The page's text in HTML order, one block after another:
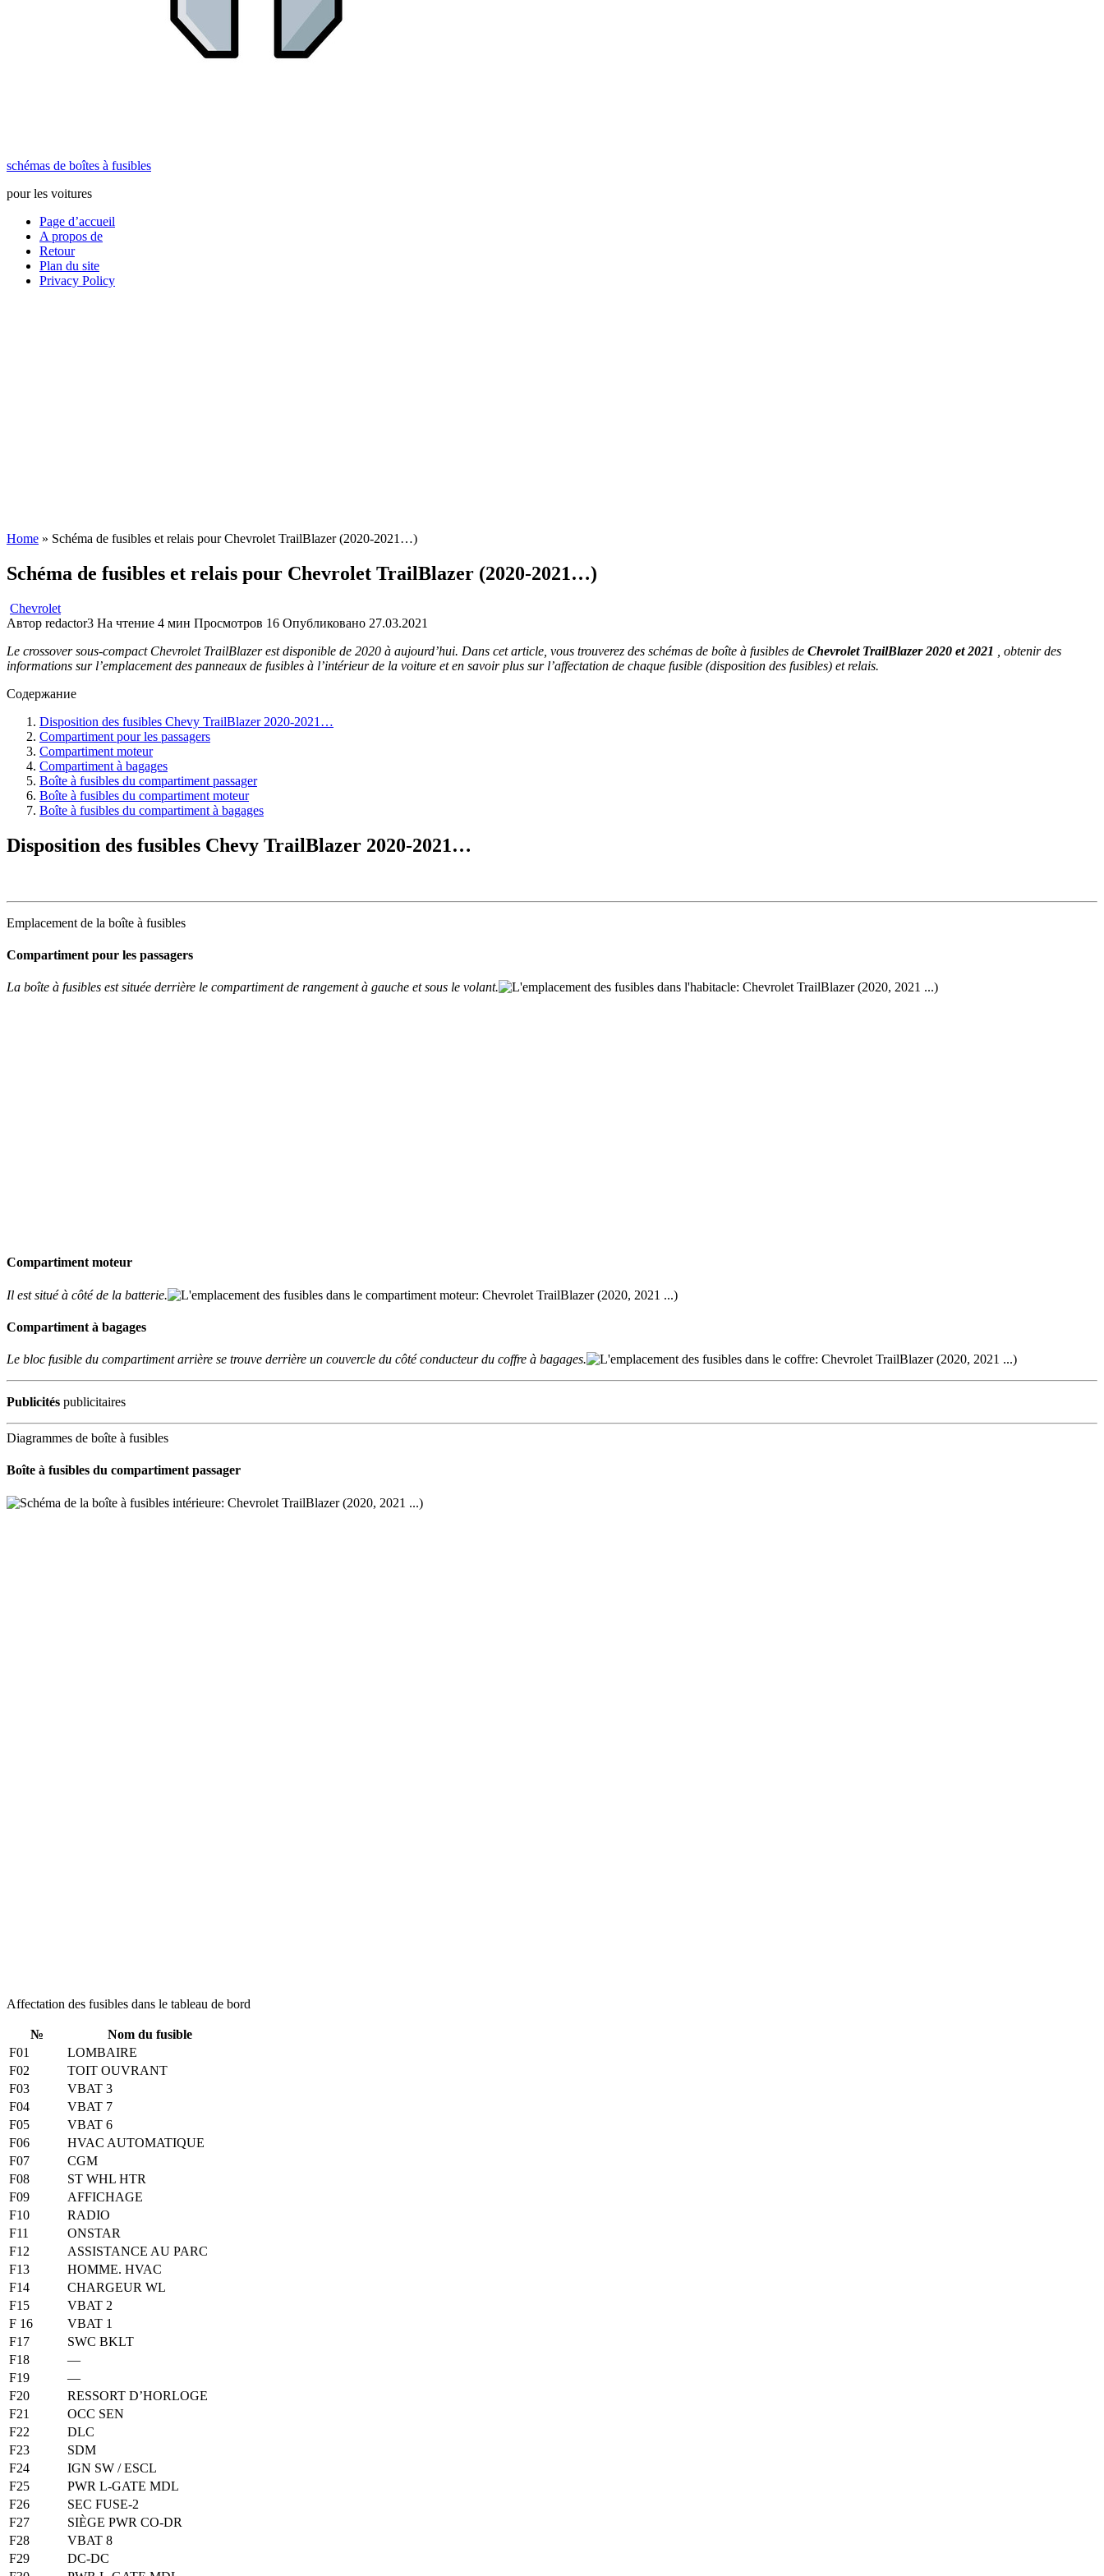
schémas de boîtes à fusibles
pour les voitures
Page d’accueil
A propos de
Retour
Plan du site
Privacy Policy
Home » Schéma de fusibles et relais pour Chevrolet TrailBlazer (2020-2021…)
Schéma de fusibles et relais pour Chevrolet TrailBlazer (2020-2021…)
Chevrolet
Автор redactor3 На чтение 4 мин Просмотров 16 Опубликовано 27.03.2021
Le crossover sous-compact Chevrolet TrailBlazer est disponible de 2020 à aujourd’hui. Dans cet article, vous trouverez des schémas de boîte à fusibles de Chevrolet TrailBlazer 2020 et 2021 , obtenir des
informations sur l’emplacement des panneaux de fusibles à l’intérieur de la voiture et en savoir plus sur l’affectation de chaque fusible (disposition des fusibles) et relais.
Содержание
Disposition des fusibles Chevy TrailBlazer 2020-2021…
Compartiment pour les passagers
Compartiment moteur
Compartiment à bagages
Boîte à fusibles du compartiment passager
Boîte à fusibles du compartiment moteur
Boîte à fusibles du compartiment à bagages
Disposition des fusibles Chevy TrailBlazer 2020-2021…
Emplacement de la boîte à fusibles
Compartiment pour les passagers
La boîte à fusibles est située derrière le compartiment de rangement à gauche et sous le volant.
Compartiment moteur
Il est situé à côté de la batterie.
Compartiment à bagages
Le bloc fusible du compartiment arrière se trouve derrière un couvercle du côté conducteur du coffre à bagages.
Publicités publicitaires
Diagrammes de boîte à fusibles
Boîte à fusibles du compartiment passager
Affectation des fusibles dans le tableau de bord
№
Nom du fusible
F01
LOMBAIRE
F02
TOIT OUVRANT
F03
VBAT 3
F04
VBAT 7
F05
VBAT 6
F06
HVAC AUTOMATIQUE
F07
CGM
F08
ST WHL HTR
F09
AFFICHAGE
F10
RADIO
F11
ONSTAR
F12
ASSISTANCE AU PARC
F13
HOMME. HVAC
F14
CHARGEUR WL
F15
VBAT 2
F 16
VBAT 1
F17
SWC BKLT
F18
—
F19
—
F20
RESSORT D’HORLOGE
F21
OCC SEN
F22
DLC
F23
SDM
F24
IGN SW / ESCL
F25
PWR L-GATE MDL
F26
SEC FUSE-2
F27
SIÈGE PWR CO-DR
F28
VBAT 8
F29
DC-DC